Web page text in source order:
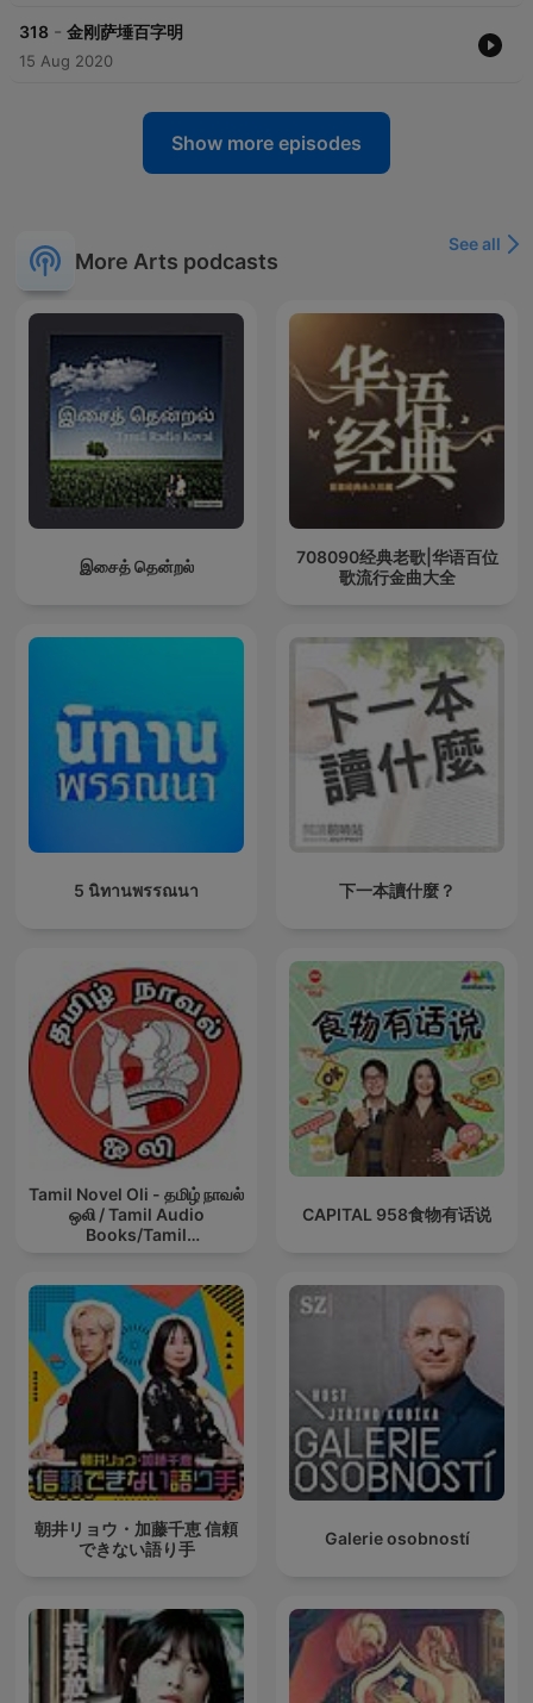
318 - 金刚萨埵百字明
15 Aug 2020
Show more episodes
More Arts podcasts
See all
இசைத் தென்றல்
708090经典老歌|华语百位
歌流行金曲大全
5 นิทานพรรณนา 下一本讀什麼？
Tamil Novel Oli - தமிழ் நாவல்
ஒலி / Tamil Audio
Books/Tamil
CAPITAL 958食物有话说
朝井リョウ・加藤千恵 信頼
できない語り手
Galerie osobností